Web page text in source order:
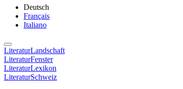
Deutsch
Français
Italiano
LiteraturLandschaft
LiteraturFenster
LiteraturLexikon
LiteraturSchweiz